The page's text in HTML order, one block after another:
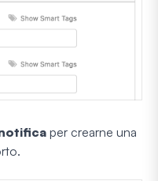
per crearne una